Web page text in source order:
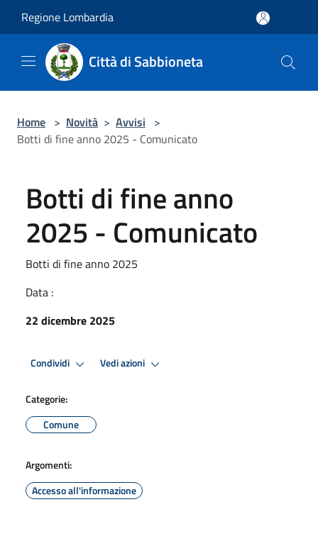
Regione Lombardia
Città di Sabbioneta
Home > Novità > Avvisi >
Botti di fine anno 2025 - Comunicato
Botti di fine anno
2025 - Comunicato
Botti di fine anno 2025
Data :
22 dicembre 2025
Condividi Vedi azioni
Categorie:
Comune
Argomenti:
Accesso all'informazione